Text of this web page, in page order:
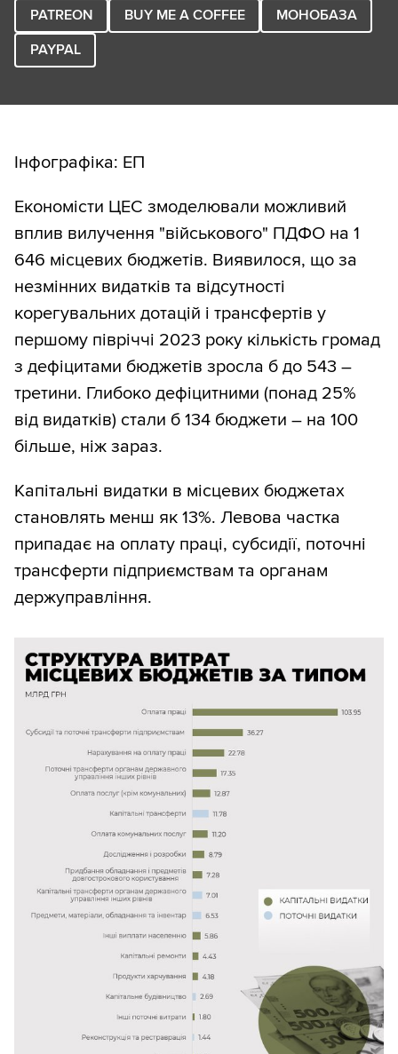
PATREON BUY ME A COFFEE
МОНОБАЗА
PAYPAL
Інфографіка: ЕП
Економісти ЦЕС змоделювали можливий
вплив вилучення "військового" ПДФО на 1
646 місцевих бюджетів. Виявилося, що за
незмінних видатків та відсутності
корегувальних дотацій і трансфертів у
першому півріччі 2023 року кількість громад
з дефіцитами бюджетів зросла б до 543 –
третини. Глибоко дефіцитними (понад 25%
від видатків) стали б 134 бюджети – на 100
більше, ніж зараз.
Капітальні видатки в місцевих бюджетах
становлять менш як 13%. Левова частка
припадає на оплату праці, субсидії, поточні
трансферти підприємствам та органам
держуправління.